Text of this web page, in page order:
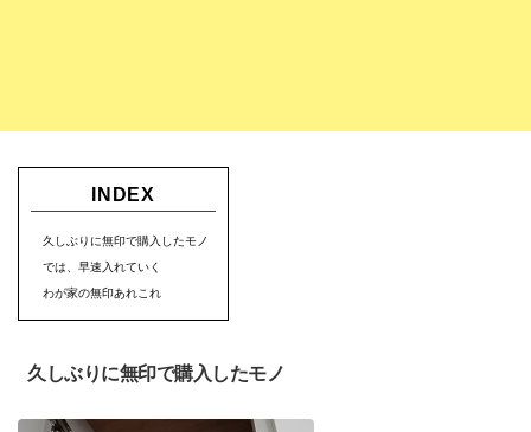
INDEX
久しぶりに無印で購入したモノ
では、早速入れていく
わが家の無印あれこれ
久しぶりに無印で購入したモノ